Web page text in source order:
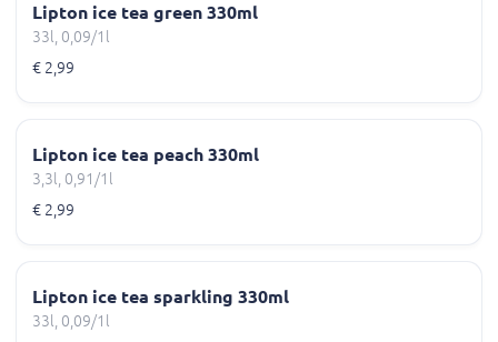
Lipton ice tea green 330ml
33l, 0,09/1l
€ 2,99
Lipton ice tea peach 330ml
3,3l, 0,91/1l
€ 2,99
Lipton ice tea sparkling 330ml
33l, 0,09/1l